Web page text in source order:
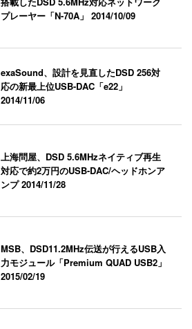
プレーヤー「N-70A」2014/10/09
exaSound、設計を見直したDSD 256対
応の新最上位USB-DAC「e22」
2014/11/06
上海問屋、DSD 5.6MHzネイティブ再生
対応で約2万円のUSB-DAC/ヘッドホンア
ンプ2014/11/28
MSB、DSD11.2MHz伝送が行えるUSB入
力モジュール「Premium QUAD USB2」
2015/02/19